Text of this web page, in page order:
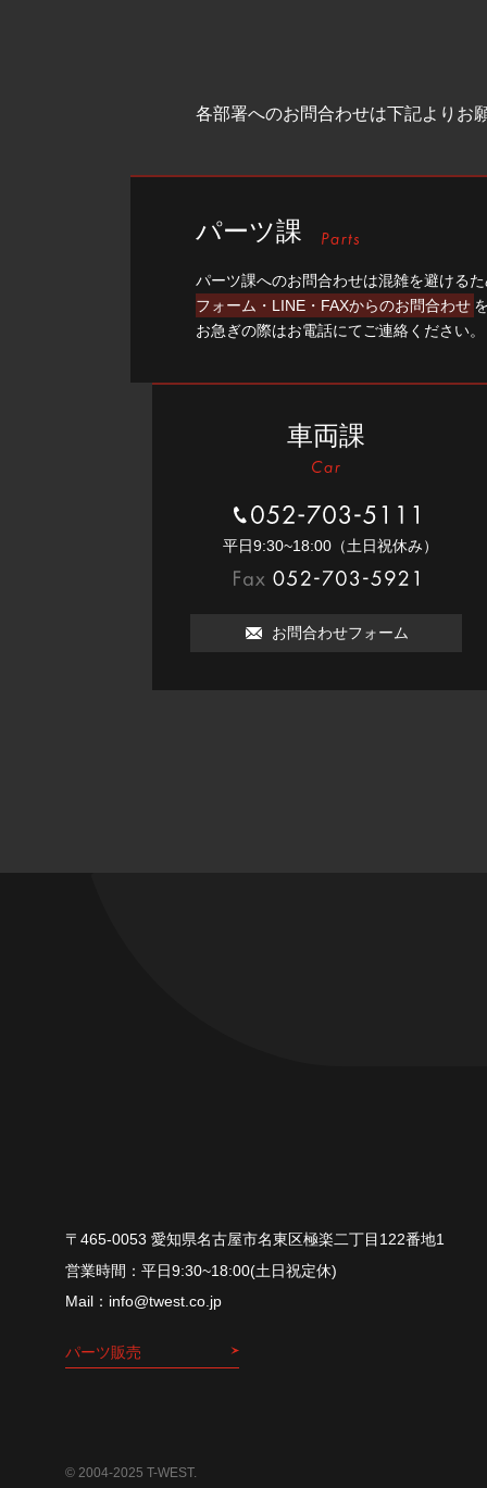
各部署へのお問合わせは下記よりお
パーツ課
パーツ課へのお問合わせは混雑を避ける
フォーム・LINE・FAXからのお問合わせ
お急ぎの際はお電話にてご連絡ください。
車両課
052-703-5111
平⽇9:30~18:00（⼟⽇祝休み）
お問合わせフォーム
〒465-0053 愛知県名古屋市名東区極楽二丁目122番地1
平⽇9:30~18:00(⼟⽇祝定休)
info@twest.co.jp
パーツ販売
© 2004-2025 T-WEST.